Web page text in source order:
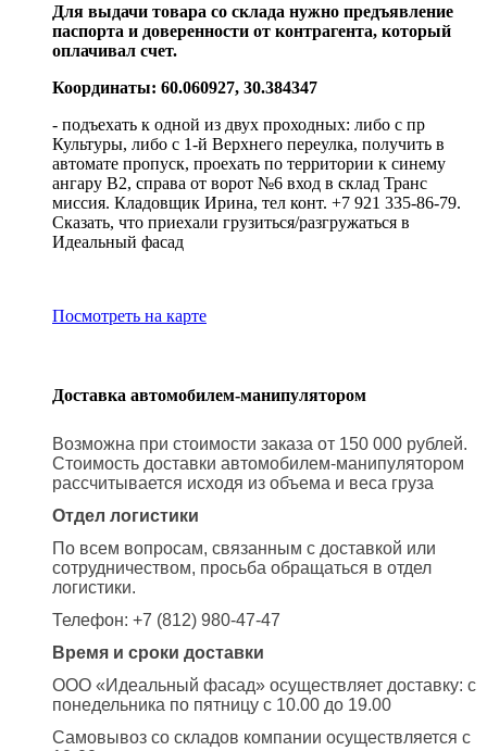
Для выдачи товара со склада нужно предъявление
паспорта и доверенности от контрагента, который
оплачивал счет.
Координаты: 60.060927, 30.384347
- подъехать к одной из двух проходных: либо с пр
Культуры, либо с 1-й Верхнего переулка, получить в
автомате пропуск, проехать по территории к синему
ангару В2, справа от ворот №6 вход в склад Транс
миссия. Кладовщик Ирина, тел конт. +7 921 335-86-79.
Сказать, что приехали грузиться/разгружаться в
Идеальный фасад
Посмотреть на карте
Доставка автомобилем-манипулятором
Возможна при стоимости заказа от 150 000 рублей.
Стоимость доставки автомобилем-манипулятором
рассчитывается исходя из объема и веса груза
Отдел логистики
По всем вопросам, связанным с доставкой или
сотрудничеством, просьба обращаться в отдел
логистики.
Телефон: +7 (812) 980-47-47
Время и сроки доставки
ООО «Идеальный фасад» осуществляет доставку: с
понедельника по пятницу с 10.00 до 19.00
Самовывоз со складов компании осуществляется с